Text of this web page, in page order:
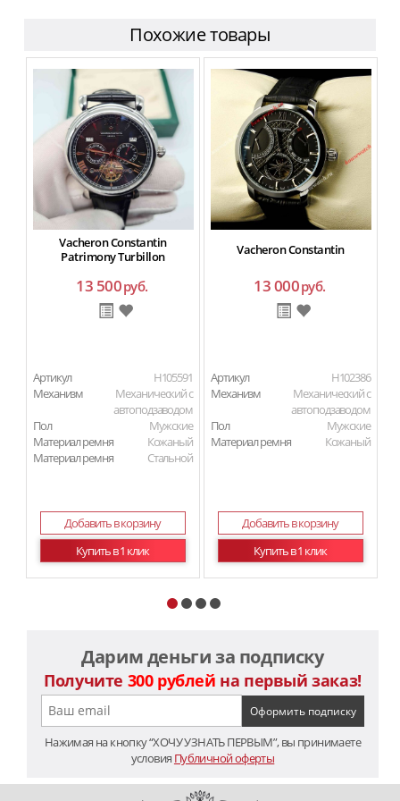
Похожие товары
Vacheron Constantin
Patrimony Turbillon
13 500руб.
Артикул
H105591
Механизм
Механический с
автоподзаводом
Пол
Мужские
Материал ремня
Кожаный
Материал ремня
Стальной
Добавить в корзину
Купить в 1 клик
Vacheron Constantin
13 000руб.
Артикул
H102386
Механизм
Механический с
автоподзаводом
Пол
Мужские
Материал ремня
Кожаный
Добавить в корзину
Купить в 1 клик
Дарим деньги за подписку
Получите 300 рублей на первый заказ!
Нажимая на кнопку “ХОЧУ УЗНАТЬ ПЕРВЫМ”, вы принимаете
условия Публичной оферты